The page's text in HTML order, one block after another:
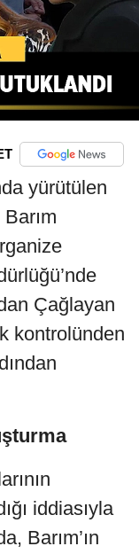
yürütülen
Çağlayan
kontrolünden
iddiasıyla
Barım’ın